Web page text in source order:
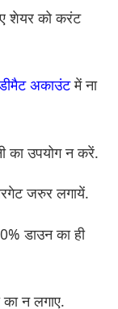
शेयर को करंट
अकाउंटमें ना
का उपयोग न करें.
जरुर लगायें.
डाउन का ही
न लगाए.